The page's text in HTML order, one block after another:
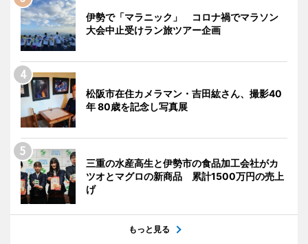
伊勢で「マラニック」 コロナ禍でマラソン
大会中止受けラン旅ツアー企画
松阪市在住カメラマン・吉田紘さん、撮影40
年 80歳を記念し写真展
三重の水産高生と伊勢市の食品加工会社がカ
ツオとマグロの新商品 累計1500万円の売上
げ
もっと見る